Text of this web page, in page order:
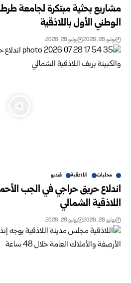
مشاريع بحثية مبتكرة لجامعة
الوطني الأول باللاذقية
يوليو 28, 2026 يوليو 28, 2026
محليات اللاذقية فيديو
اندلاع حريق حراجي في الجب
اللاذقية الشمالي
يوليو 28, 2026 يوليو 28, 2026